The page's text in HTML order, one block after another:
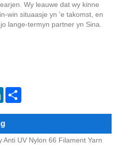
Wy leauwe dat wy kinne
win situaasje yn 'e takomst, en
lange-termyn partner yn Sina.
LinkedIn
Anti UV Nylon 66 Filament Yarn